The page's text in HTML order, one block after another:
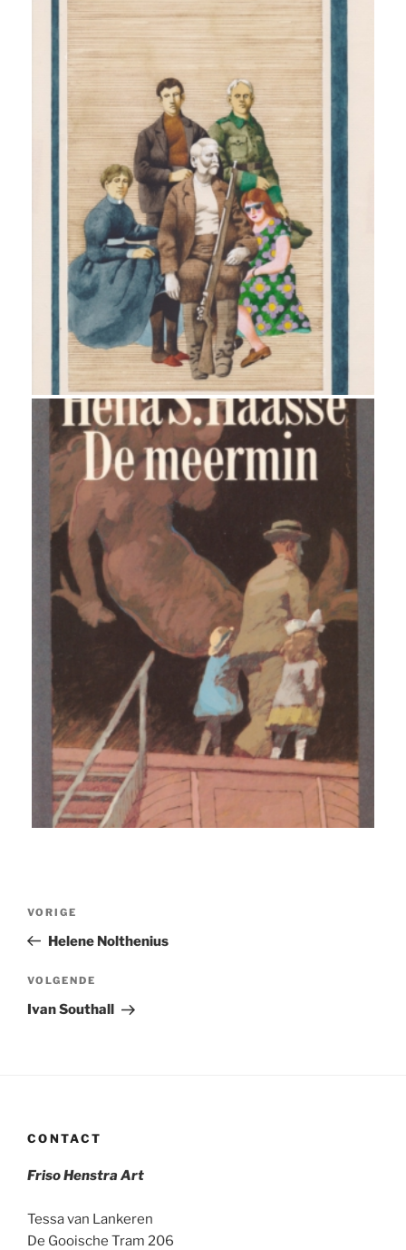
Vorig
bericht
VORIGE
Helene Nolthenius
Volgend
bericht
VOLGENDE
Ivan Southall
CONTACT
Friso Henstra Art
Tessa van Lankeren
De Gooische Tram 206